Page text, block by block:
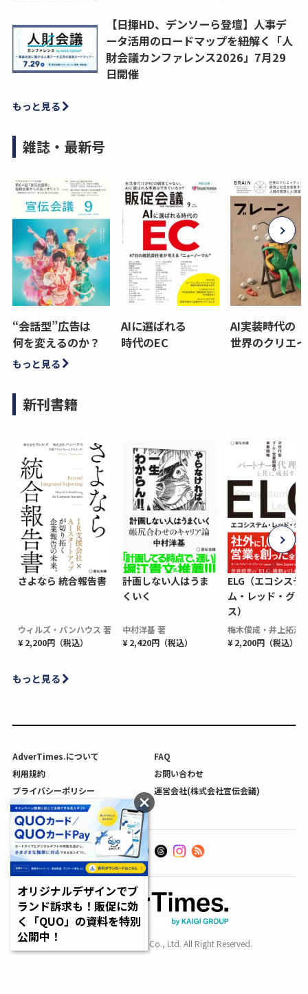
【日揮HD、デンソーら登壇】人事デ
ータ活用のロードマップを紐解く「人
財会議カンファレンス2026」7月29
日開催
もっと見る
雑誌・最新号
“会話型”広告は
何を変えるのか？
AIに選ばれる
時代のEC
AI実装時代の
世界のクリエ
もっと見る
新刊書籍
さよなら 統合報告書
ウィルズ・パンハウス 著
¥ 2,200円（税込）
計画しない人はうま
くいく
中村洋基 著
¥ 2,420円（税込）
ELG（エコシステ
ム・レッド・グロ
ス）
梅木俊成・井上拓海
¥ 2,200円（税込）
もっと見る
AdverTimes.について
FAQ
利用規約
お問い合わせ
プライバシーポリシー
運営会社(株式会社宣伝会議)
利用者情報の外部送信について
Copyright SENDENKAIGI Co., Ltd. All Right Reserved.
オリジナルデザインでブ
ランド訴求も！販促に効
く「QUO」の資料を特別
公開中！